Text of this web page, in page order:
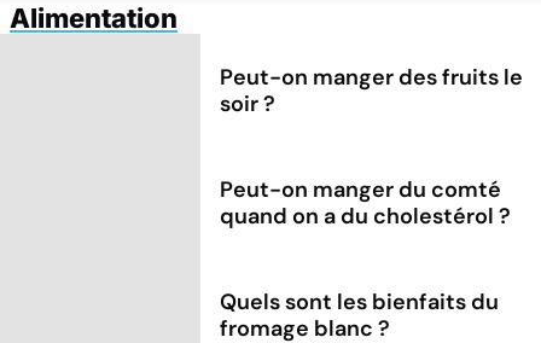
Alimentation
Peut-on manger des fruits le
soir ?
Peut-on manger du comté
quand on a du cholestérol ?
Quels sont les bienfaits du
fromage blanc ?